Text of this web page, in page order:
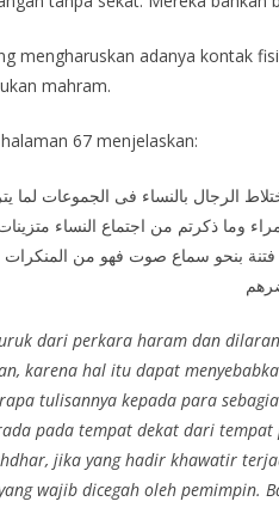
mengharuskan adanya kontak
mahram.
halaman 67 menjelaskan:
الرجال بالنساء فى الجموعات لما
وما ذكرتم من اجتماع النساء
بنحو سماع صوت فهو من المنكرات
dari perkara haram dan
karena hal itu dapat
tulisannya kepada para
pada tempat dekat dari
jika yang hadir khawatir
wajib dicegah oleh pemimpin.